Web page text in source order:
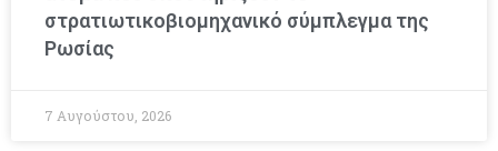
στρατιωτικοβιομηχανικό σύμπλεγμα της
Ρωσίας
7 Αυγούστου, 2026